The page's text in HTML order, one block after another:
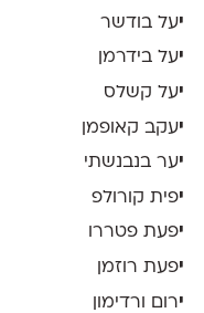
יעל בודשר
יעל בידרמן
יעל קשלס
יעקב קאופמן
יער בנבנשתי
יפית קורולפ
יפעת פטררו
יפעת רוזמן
ירום ורדימון